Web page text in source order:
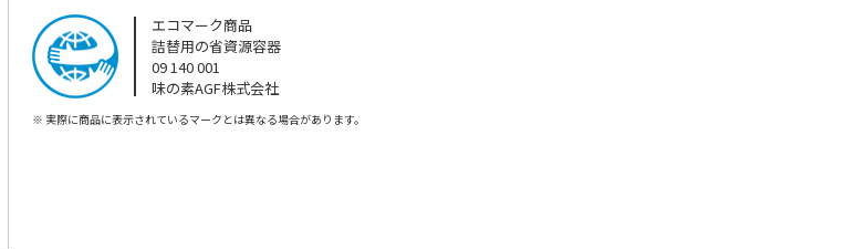
エコマーク商品
詰替用の省資源容器
09 140 001
味の素AGF株式会社
※ 実際に商品に表示されているマークとは異なる場合があります。